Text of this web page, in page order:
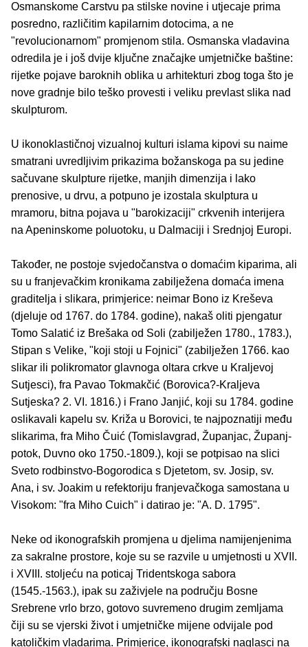
Osmanskome Carstvu pa stilske novine i utjecaje prima
posredno, različitim kapilarnim dotocima, a ne
"revolucionarnom" promjenom stila. Osmanska vladavina
odredila je i još dvije ključne značajke umjetničke baštine:
rijetke pojave baroknih oblika u arhitekturi zbog toga što je
nove gradnje bilo teško provesti i veliku prevlast slika nad
skulpturom.
U ikonoklastičnoj vizualnoj kulturi islama kipovi su naime
smatrani uvredljivim prikazima božanskoga pa su jedine
sačuvane skulpture rijetke, manjih dimenzija i lako
prenosive, u drvu, a potpuno je izostala skulptura u
mramoru, bitna pojava u "barokizaciji" crkvenih interijera
na Apeninskome poluotoku, u Dalmaciji i Srednjoj Europi.
Također, ne postoje svjedočanstva o domaćim kiparima, ali
su u franjevačkim kronikama zabilježena domaća imena
graditelja i slikara, primjerice: neimar Bono iz Kreševa
(djeluje od 1767. do 1784. godine), nakaš oliti pjengatur
Tomo Salatić iz Brešaka od Soli (zabilježen 1780., 1783.),
Stipan s Velike, "koji stoji u Fojnici" (zabilježen 1766. kao
slikar ili polikromator glavnoga oltara crkve u Kraljevoj
Sutjesci), fra Pavao Tokmakčić (Borovica?-Kraljeva
Sutjeska? 2. VI. 1816.) i Frano Janjić, koji su 1784. godine
oslikavali kapelu sv. Križa u Borovici, te najpoznatiji među
slikarima, fra Miho Čuić (Tomislavgrad, Županjac, Županj-
potok, Duvno oko 1750.-1809.), koji se potpisao na slici
Sveto rodbinstvo-Bogorodica s Djetetom, sv. Josip, sv.
Ana, i sv. Joakim u refektoriju franjevačkoga samostana u
Visokom: "fra Miho Cuich" i datirao je: "A. D. 1795".
Neke od ikonografskih promjena u djelima namijenjenima
za sakralne prostore, koje su se razvile u umjetnosti u XVII.
i XVIII. stoljeću na poticaj Tridentskoga sabora
(1545.-1563.), ipak su zaživjele na području Bosne
Srebrene vrlo brzo, gotovo suvremeno drugim zemljama
čiji su se vjerski život i umjetničke mijene odvijale pod
katoličkim vladarima. Primjerice, ikonografski naglasci na